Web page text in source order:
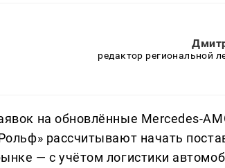
редактор региональной
на обновлённые Mercedes-
рассчитывают начать
— с учётом логистики